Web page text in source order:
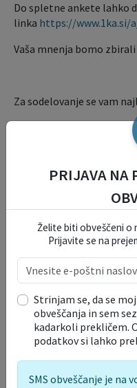
Do spletne ankete lahko
linka https://www.1ka.si/
Vaša mnenja bomo
Za sodelovanje se vam
območju občin
Akcijski plan 2016-
Velikost datoteke: 524
Vloge in obrazci
OKOLJE IN
TURIZEM,
PRIJAVA NA
Želite biti obveščeni o
Prijavite se na
Strinjam se, da se
obveščanja in sem
kadarkoli prekličem.
podatkov si lahko
SMS obveščanje je na